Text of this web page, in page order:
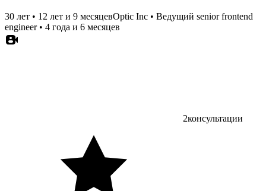
30 лет • 12 лет и 9 месяцевOptic Inc • Ведущий senior frontend
engineer• 4 года и 6 месяцев
2консультации